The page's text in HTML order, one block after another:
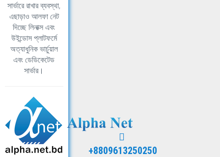
সার্ভারে রাখার ব্যবস্থা,
এছাড়াও আলফা নেট
দিচ্ছে লিনাক্স এবং
উইন্ডোস প্লাটফর্মে
অত্যাধুনিক ভার্চুয়াল
এবং ডেডিকেটেড
সার্ভার।
+8809613250250